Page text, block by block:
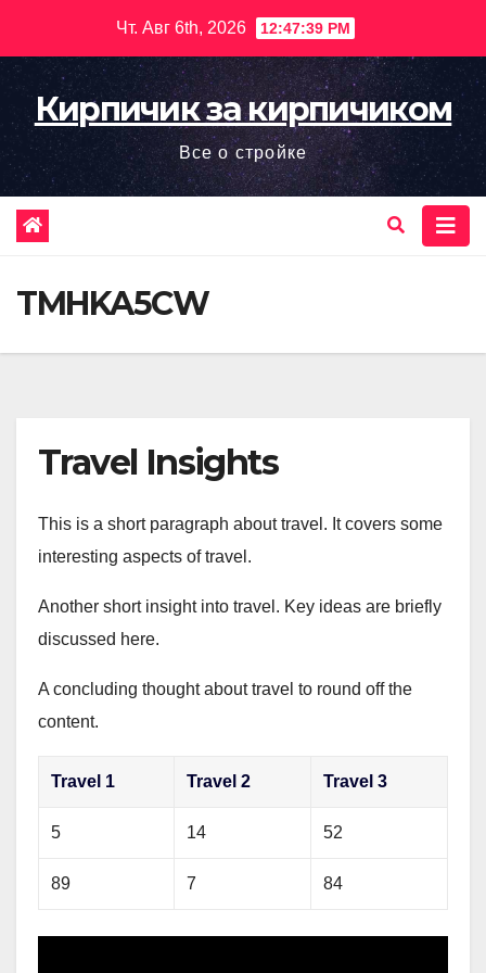
содержимому
Чт. Авг 6th, 2026 12:47:40 PM
Кирпичик за кирпичиком
Все о стройке
TMHKA5CW
Travel Insights
This is a short paragraph about travel. It covers some
interesting aspects of travel.
Another short insight into travel. Key ideas are briefly
discussed here.
A concluding thought about travel to round off the
content.
Travel 1 Travel 2 Travel 3
5 14 52
89 7 84